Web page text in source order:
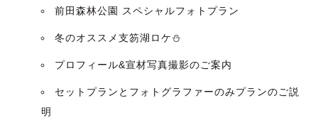
前田森林公園 スペシャルフォトプラン
冬のオススメ支笏湖ロケ⛄️
プロフィール&宣材写真撮影のご案内
セットプランとフォトグラファーのみプランのご説
明